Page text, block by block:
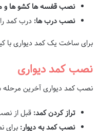
نصب قفسه ها کشو ها و
نصب درب ها: درب کمد
برای ساخت یک کمد دیواری با
نصب کمد دیواری
نصب کمد دیواری آخرین
تراز کردن کمد: قبل از
نصب کمد به دیوار: برای